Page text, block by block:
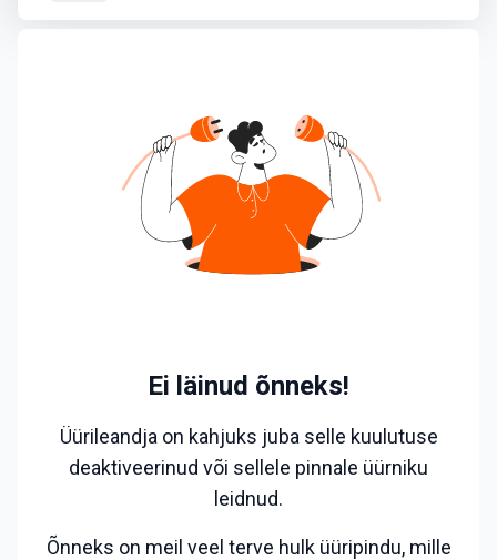
Esmased kulud lepingu sõlmimisel:
Korter antakse üürile läbi Rendini!
Üürihinnale lisaks tuleb igakuiselt maksta kommun
Ei läinud õnneks!
Üürileandja on kahjuks juba selle kuulutuse
deaktiveerinud või sellele pinnale üürniku
leidnud.
Õnneks on meil veel terve hulk üüripindu, mille